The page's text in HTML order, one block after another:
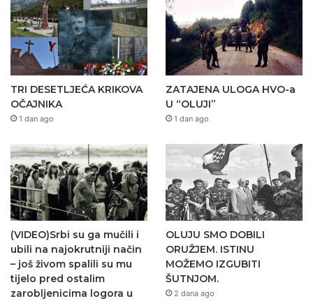
TRI DESETLJEĆA KRIKOVA
OČAJNIKA
1 dan ago
ZATAJENA ULOGA HVO-a
U “OLUJI”
1 dan ago
(VIDEO)Srbi su ga mučili i
ubili na najokrutniji način
– još živom spalili su mu
tijelo pred ostalim
zarobljenicima logora u
OLUJU SMO DOBILI
ORUŽJEM. ISTINU
MOŽEMO IZGUBITI
ŠUTNJOM.
2 dana ago